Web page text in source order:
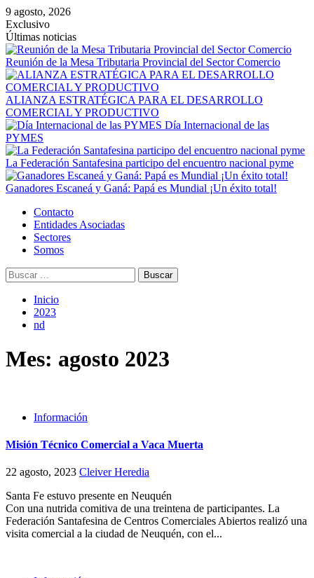
Saltar
al
contenido
9 agosto, 2026
Exclusivo
Últimas noticias
Reunión de la Mesa Tributaria Provincial del Sector Comercio
ALIANZA ESTRATÉGICA PARA EL DESARROLLO
COMERCIAL Y PRODUCTIVO
Día Internacional de las
PYMES
La Federación Santafesina participo del encuentro nacional pyme
Ganadores Escaneá y Ganá: Papá es Mundial ¡Un éxito total!
Menú
principal
Contacto
Entidades Asociadas
Sectores
Somos
Buscar:
Inicio
2023
nd
Mes: agosto 2023
Información
Misión Técnico Comercial a Vaca Muerta
22 agosto, 2023 Cleiver Heredia
Santa Fe estuvo presente en Neuquén
Con una nutrida comitiva de una treintena de participantes. La
Federación Santafesina de Centros Comerciales Abiertos realizó una
visita comercial a la ciudad de Neuquén, con el...